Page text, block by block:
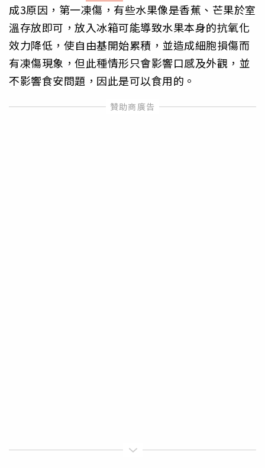
成3原因，第一凍傷，有些水果像是香蕉、芒果於室
溫存放即可，放入冰箱可能導致水果本身的抗氧化
效力降低，使自由基開始累積，並造成細胞損傷而
有凍傷現象，但此種情形只會影響口感及外觀，並
不影響食安問題，因此是可以食用的。